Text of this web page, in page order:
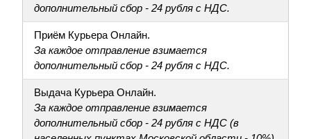
дополнительный сбор - 24 рубля с НДС.
Приём Курьера Онлайн.
За каждое отправление взимается
дополнительный сбор - 24 рубля с НДС.
Выдача Курьера Онлайн.
За каждое отправление взимается
дополнительный сбор - 24 рубля с НДС (в